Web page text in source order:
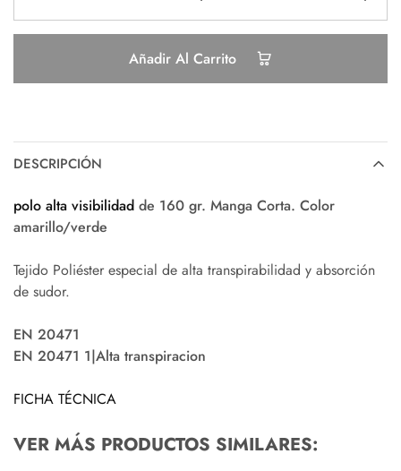
Añadir Al Carrito
DESCRIPCIÓN
polo alta visibilidad de 160 gr. Manga Corta. Color
amarillo/verde
Tejido Poliéster especial de alta transpirabilidad y absorción
de sudor.
EN 20471
EN 20471 1|Alta transpiracion
FICHA TÉCNICA
VER MÁS PRODUCTOS SIMILARES: